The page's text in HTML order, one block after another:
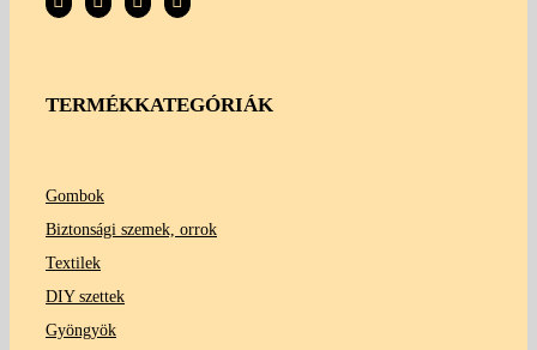
TERMÉKKATEGÓRIÁK
Gombok
Biztonsági szemek, orrok
Textilek
DIY szettek
Gyöngyök